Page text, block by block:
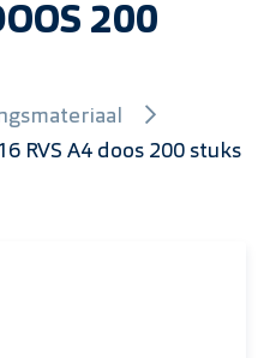
200
RVS A4 doos 200 stuks